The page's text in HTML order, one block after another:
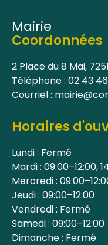
Mairie
Coordonnées
2 Place du 8 Mai,
Téléphone : 02 43
Courriel :
Horaires
Lundi : Fermé
Mardi : 09:00–12:00,
Mercredi :
Jeudi : 09:00–12:00
Vendredi : Fermé
Samedi : 09:00–12:00
Dimanche : Fermé